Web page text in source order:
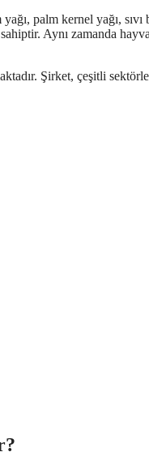
palm kernel yağı,
Aynı zamanda
Şirket, çeşitli